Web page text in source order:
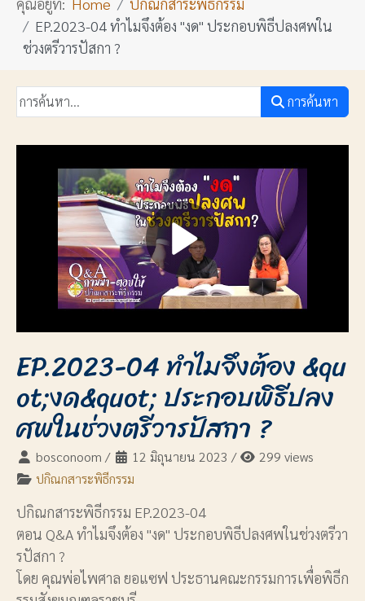
คุณอยู่ที่: Home
ปกิณกสาระพิธีกรรม
EP.2023-04 ทำไมจึงต้อง "งด" ประกอบพิธีปลงศพใน
ช่วงตรีวารปัสกา ?
การค้นหา
EP.2023-04 ทำไมจึงต้อง &qu
ot;งด&quot; ประกอบพิธีปลง
ศพในช่วงตรีวารปัสกา ?
bosconoom / 12 มิถุนายน 2023 /
299 views
ปกิณกสาระพิธีกรรม
ปกิณกสาระพิธีกรรม EP.2023-04
ตอน Q&A ทำไมจึงต้อง "งด" ประกอบพิธีปลงศพในช่วงตรีวา
รปัสกา ?
โดย คุณพ่อไพศาล ยอแซฟ ประธานคณะกรรมการเพื่อพิธีก